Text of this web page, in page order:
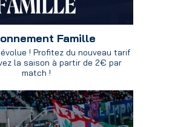
Famille
! Profitez du nouveau tarif
la saison à partir de 2€ par
match !